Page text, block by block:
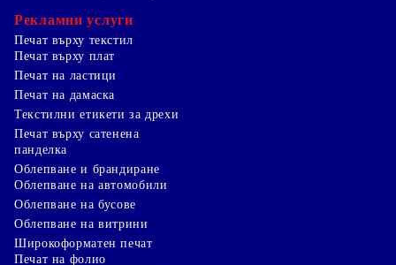
Рекламни услуги
Печат върху текстил
Печат върху плат
Печат на ластици
Печат на дамаска
Текстилни етикети за дрехи
Печат върху сатенена
панделка
Облепване и брандиране
Облепване на автомобили
Облепване на бусове
Облепване на витрини
Широкоформатен печат
Печат на фолио